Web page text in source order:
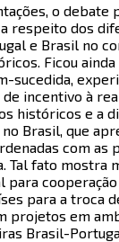
o debate
respeito dos
e Brasil no
Ficou
sucedida,
incentivo à
históricos e a
Brasil, que
com as
Tal fato mostra
para
para a troca
projetos em
Brasil-